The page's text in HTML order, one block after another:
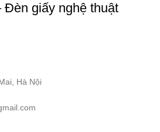
Đèn giấy nghệ thuật
Hà Nội